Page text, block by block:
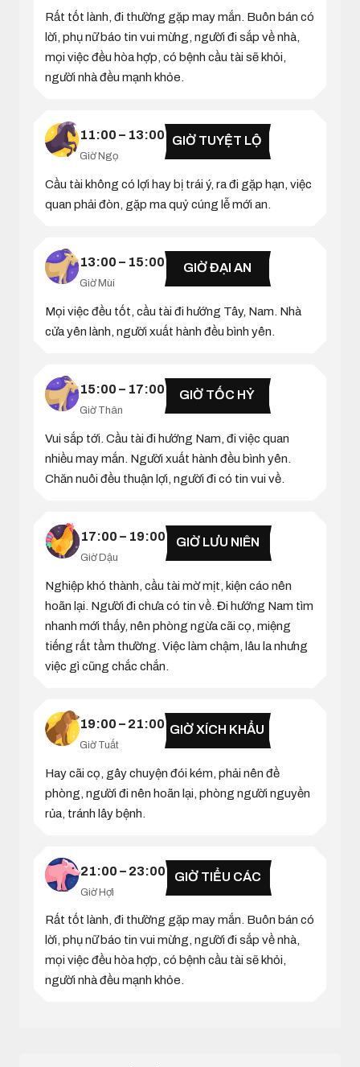
Rất tốt lành, đi thường gặp may mắn. Buôn bán có
lời, phụ nữ báo tin vui mừng, người đi sắp về nhà,
mọi việc đều hòa hợp, có bệnh cầu tài sẽ khỏi,
người nhà đều mạnh khỏe.
11:00 – 13:00
Giờ Ngọ
GIỜ TUYỆT LỘ
Cầu tài không có lợi hay bị trái ý, ra đi gặp hạn, việc
quan phải đòn, gặp ma quỷ cúng lễ mới an.
13:00 – 15:00
Giờ Mùi
GIỜ ĐẠI AN
Mọi việc đều tốt, cầu tài đi hướng Tây, Nam. Nhà
cửa yên lành, người xuất hành đều bình yên.
15:00 – 17:00
Giờ Thân
GIỜ TỐC HỶ
Vui sắp tới. Cầu tài đi hướng Nam, đi việc quan
nhiều may mắn. Người xuất hành đều bình yên.
Chăn nuôi đều thuận lợi, người đi có tin vui về.
17:00 – 19:00
Giờ Dậu
GIỜ LƯU NIÊN
Nghiệp khó thành, cầu tài mờ mịt, kiện cáo nên
hoãn lại. Người đi chưa có tin về. Đi hướng Nam tìm
nhanh mới thấy, nên phòng ngừa cãi cọ, miệng
tiếng rất tầm thường. Việc làm chậm, lâu la nhưng
việc gì cũng chắc chắn.
19:00 – 21:00
Giờ Tuất
GIỜ XÍCH KHẨU
Hay cãi cọ, gây chuyện đói kém, phải nên đề
phòng, người đi nên hoãn lại, phòng người nguyền
rủa, tránh lây bệnh.
21:00 – 23:00
Giờ Hợi
GIỜ TIỂU CÁC
Rất tốt lành, đi thường gặp may mắn. Buôn bán có
lời, phụ nữ báo tin vui mừng, người đi sắp về nhà,
mọi việc đều hòa hợp, có bệnh cầu tài sẽ khỏi,
người nhà đều mạnh khỏe.